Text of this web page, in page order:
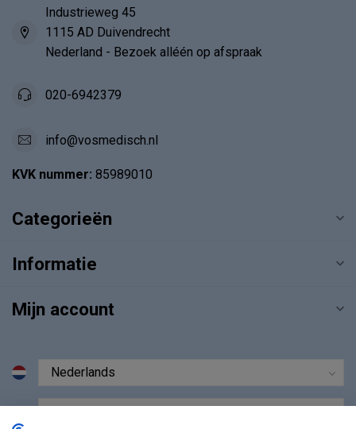
Industrieweg 45
1115 AD Duivendrecht
Nederland - Bezoek alléén op afspraak
020-6942379
info@vosmedisch.nl
KVK nummer: 85989010
Categorieën
Informatie
Mijn account